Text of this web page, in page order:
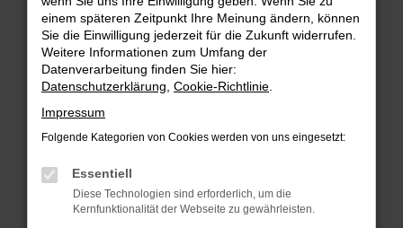
Fehler: Network Error
Beim Laden ist ein Fehler aufgetreten.
Hier sind ein paar Tipps, die dir helfen können:
Überprüfe deine Firewall und deine
Laden andere Webseiten, zum Beispiel deine
Suchmaschine?
Prüfe deine Browsererweiterungen.
einem späteren Zeitpunkt Ihre Meinung ändern, können
Sie die Einwilligung jederzeit für die Zukunft widerrufen.
Weitere Informationen zum Umfang der
Datenverarbeitung finden Sie hier:
Datenschutzerklärung Cookie-Richtlinie
Impressum
Folgende Kategorien von Cookies werden von uns eingesetzt:
Essentiell
Diese Technologien sind erforderlich, um die
Kernfunktionalität der Webseite zu gewährleisten.